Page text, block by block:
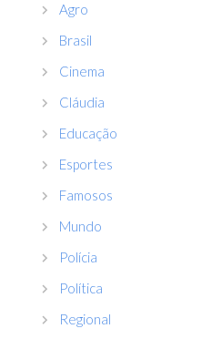
Agro
Brasil
Cinema
Cláudia
Educação
Esportes
Famosos
Mundo
Polícia
Política
Regional